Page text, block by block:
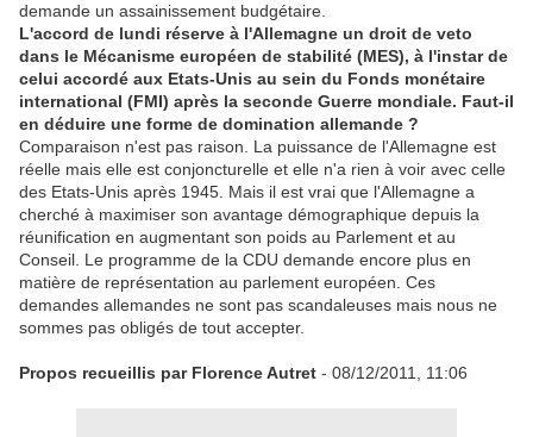
demande un assainissement budgétaire.
L'accord de lundi réserve à l'Allemagne un droit de veto
dans le Mécanisme européen de stabilité (MES), à l'instar de
celui accordé aux Etats-Unis au sein du Fonds monétaire
international (FMI) après la seconde Guerre mondiale. Faut-il
en déduire une forme de domination allemande ?
Comparaison n'est pas raison. La puissance de l'Allemagne est
réelle mais elle est conjoncturelle et elle n'a rien à voir avec celle
des Etats-Unis après 1945. Mais il est vrai que l'Allemagne a
cherché à maximiser son avantage démographique depuis la
réunification en augmentant son poids au Parlement et au
Conseil. Le programme de la CDU demande encore plus en
matière de représentation au parlement européen. Ces
demandes allemandes ne sont pas scandaleuses mais nous ne
sommes pas obligés de tout accepter.
Propos recueillis par Florence Autret - 08/12/2011, 11:06